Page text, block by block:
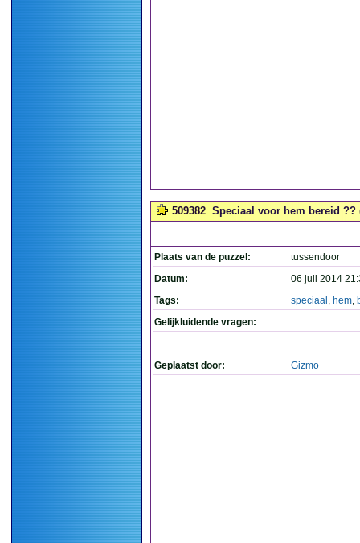
509382 Speciaal voor hem bereid ??
Plaats van de puzzel:
tussendoor
Datum:
06 juli 2014
Tags:
speciaal , hem,
Gelijkluidende vragen:
Geplaatst door: Gizmo